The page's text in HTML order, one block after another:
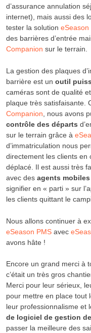
d’assurance annulation
internet), mais aussi des
tester la solution eSeason
des barrières d’entrée
Companion sur le terrain.
La gestion des plaques
barrière est un outil
caméras sont de qualité
plaque très satisfaisante.
Companion , nous avons
contrôle des départs
sur le terrain grâce à
d’immatriculation nous
directement les clients en
déplacé. Il est aussi très
avec des agents mobiles
signifier en « parti » sur
les clients quittant le
Nous allons continuer à
eSeason PMS avec
avons hâte !
Encore un grand merci à
c’était un très gros
Merci pour leur sérieux,
pour mettre en place tout
leur professionnalisme et
de logiciel de gestion
passer la meilleure des